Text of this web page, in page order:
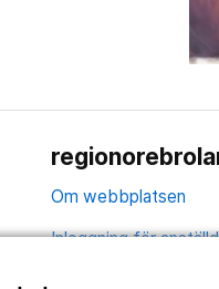
Om webbplatsen
Inloggning för